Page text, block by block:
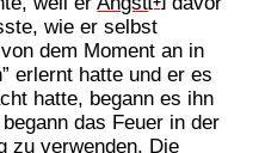
wie er selbst
dem Moment an in
erlernt hatte und er es
hatte, begann es ihn
das Feuer in der
zu verwenden. Die